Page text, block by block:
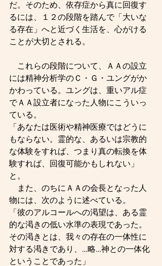
だ。そのため、依存症から真に回復す
るには、１２の段階を踏んで「大いな
る存在」へと近づく生活を、心がける
ことが大切とされる。
これらの段階について、ＡＡの設立
には精神分析学のＣ・Ｇ・ユングがか
かわっている。ユングは、重いアル症
でＡＡ設立者になった人物にこういっ
ている。
「あなたは医術や精神医療ではどうに
もならない。霊的な、あるいは宗教的
な体験をすれば、つまり真の転換を体
験すれば、回復可能かもしれない」
と。
また、のちにＡＡの会長となった人
物には、次のように述べている。
「彼のアルコールへの渇望は、ある霊
的な渇きの低い水準の表現であった。
その渇きとは、我々の存在の一体性に
対する渇きであり、…略…神との一体化
ということであった」